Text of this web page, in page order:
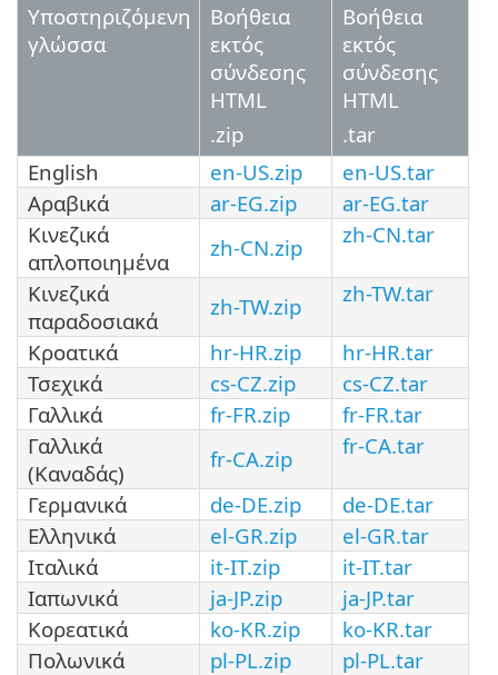
Υποστηριζόμενη
γλώσσα
Βοήθεια
εκτός
σύνδεσης
HTML
.zip
Βοήθεια
εκτός
σύνδεσης
HTML
.tar
English
en-US.zip
en-US.tar
Αραβικά
ar-EG.zip
ar-EG.tar
Κινεζικά
απλοποιημένα
zh-CN.zip zh-CN.tar
Κινεζικά
παραδοσιακά
zh-TW.zip zh-TW.tar
Κροατικά hr-HR.zip
hr-HR.tar
Τσεχικά
cs-CZ.zip
cs-CZ.tar
Γαλλικά
fr-FR.zip
fr-FR.tar
Γαλλικά
(Καναδάς)
fr-CA.zip fr-CA.tar
Γερμανικά de-DE.zip
de-DE.tar
Ελληνικά
el-GR.zip
el-GR.tar
Ιταλικά
it-IT.zip
it-IT.tar
Ιαπωνικά
ja-JP.zip
ja-JP.tar
Κορεατικά
ko-KR.zip
ko-KR.tar
Πολωνικά
pl-PL.zip
pl-PL.tar